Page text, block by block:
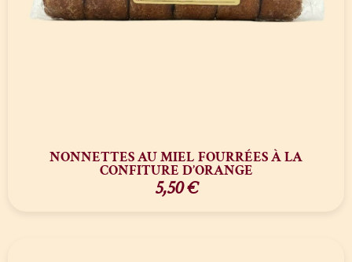
NONNETTES AU MIEL FOURRÉES À LA
CONFITURE D’ORANGE
5,50€